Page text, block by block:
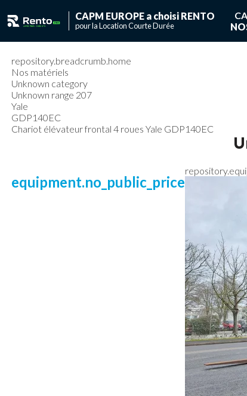
CAPM EUROPE a choisi RENTO
pour la Location Courte Durée
repository.breadcrumb.home
Nos matériels
Unknown category
Unknown range 207
Yale
GDP140EC
Chariot élévateur frontal 4 roues Yale GDP140EC
equipment.no_public_price
Vous